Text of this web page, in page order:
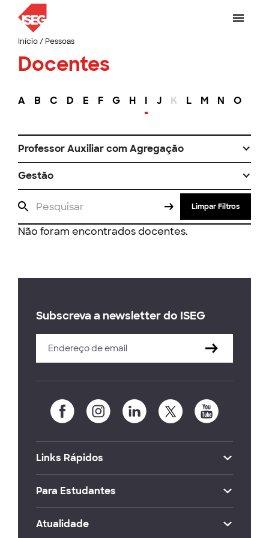
Início/ Pessoas
Docentes
A B C D E F G H I J K L M N O
Professor Auxiliar com Agregação
Gestão
Limpar Filtros
Não foram encontrados docentes.
Subscreva a newsletter do ISEG
Links Rápidos
Para Estudantes
Atualidade